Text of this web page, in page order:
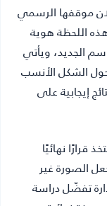
موقفها الرسمي
اللحظة هوية
الجديد، ويأتي
الشكل الأنسب
إيجابية على
نهائيًا
الصورة غير
تفضّل دراسة